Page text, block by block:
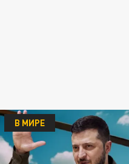
В МИРЕ